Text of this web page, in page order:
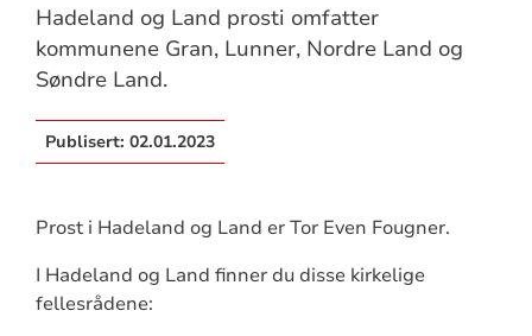
Hadeland og Land prosti omfatter
kommunene Gran, Lunner, Nordre Land og
Søndre Land.
Publisert: 02.01.2023
Prost i Hadeland og Land er Tor Even Fougner.
I Hadeland og Land finner du disse kirkelige
fellesrådene: